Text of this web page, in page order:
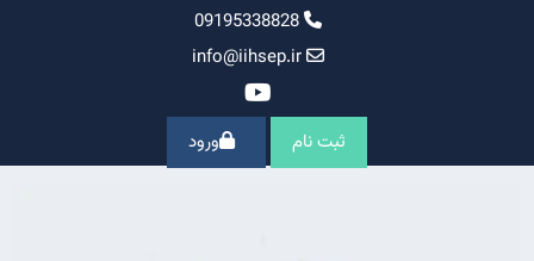
09195338828
info@iihsep.ir
ثبت نام ورود